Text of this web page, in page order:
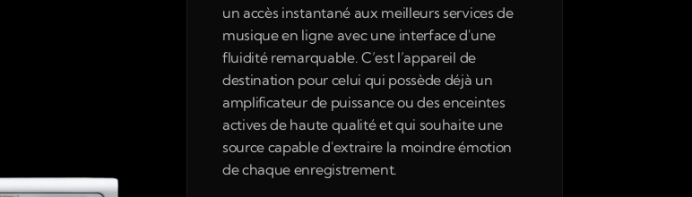
un accès instantané aux meilleurs services de
musique en ligne avec une interface d'une
fluidité remarquable. C’est l’appareil de
destination pour celui qui possède déjà un
amplificateur de puissance ou des enceintes
actives de haute qualité et qui souhaite une
source capable d'extraire la moindre émotion
de chaque enregistrement.